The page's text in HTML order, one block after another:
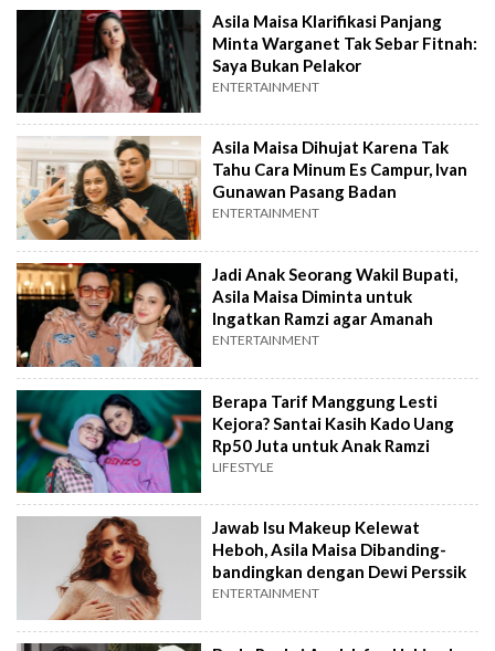
Asila Maisa Klarifikasi Panjang
Minta Warganet Tak Sebar Fitnah:
Saya Bukan Pelakor
ENTERTAINMENT
Asila Maisa Dihujat Karena Tak
Tahu Cara Minum Es Campur, Ivan
Gunawan Pasang Badan
ENTERTAINMENT
Jadi Anak Seorang Wakil Bupati,
Asila Maisa Diminta untuk
Ingatkan Ramzi agar Amanah
ENTERTAINMENT
Berapa Tarif Manggung Lesti
Kejora? Santai Kasih Kado Uang
Rp50 Juta untuk Anak Ramzi
LIFESTYLE
Jawab Isu Makeup Kelewat
Heboh, Asila Maisa Dibanding-
bandingkan dengan Dewi Perssik
ENTERTAINMENT